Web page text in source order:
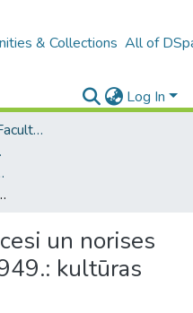
& Collections All of
Log In
B4 – LU fakultātes / Faculties of the UL
Master's theses
kultūras dzīves piemērs
un norises
kultūras